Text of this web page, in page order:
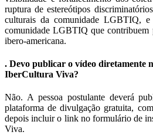
ruptura de estereótipos
culturais da comunidade LGBTIQ, e
comunidade LGBTIQ que contribuem
ibero-americana.
. Devo publicar o vídeo diretamente
IberCultura Viva?
Não. A pessoa postulante deverá
plataforma de divulgação gratuita,
depois incluir o link no formulário de
Viva.